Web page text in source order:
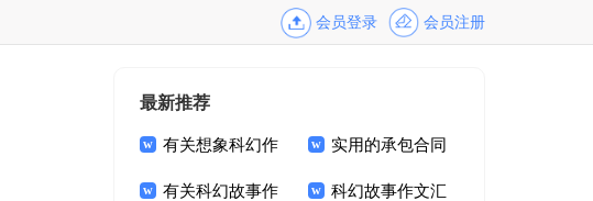
会员登录 会员注册
最新推荐
有关想象科幻作
文集合5篇
实用的承包合同
范文集合5篇
有关科幻故事作 科幻故事作文汇